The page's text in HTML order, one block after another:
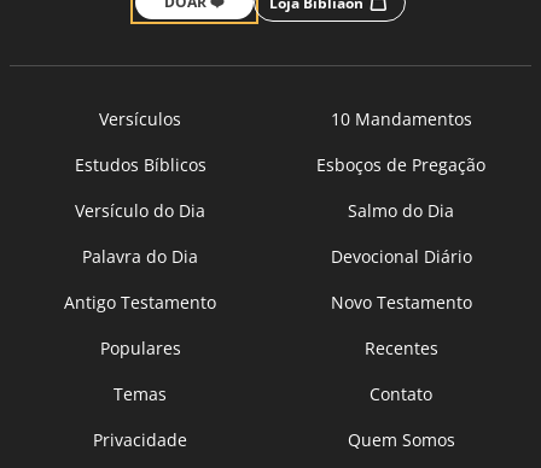
Versículos
10 Mandamentos
Estudos Bíblicos
Esboços de Pregação
Versículo do Dia
Salmo do Dia
Palavra do Dia
Devocional Diário
Antigo Testamento
Novo Testamento
Populares
Recentes
Temas
Contato
Privacidade
Quem Somos